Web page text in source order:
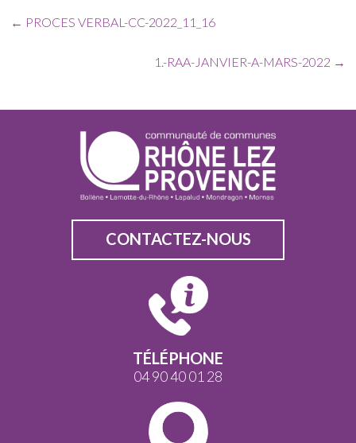
← PROCES VERBAL-CC-2022_11_16
1.-RAA-JANVIER-A-MARS-2022 →
CONTACTEZ-NOUS
TÉLÉPHONE
04 90 40 01 28